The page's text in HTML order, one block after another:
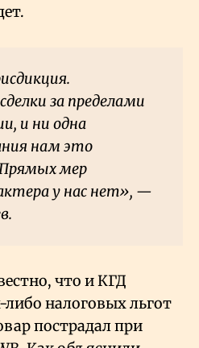
за пределами
и ни одна
нам это
мер
у нас нет», —
что и КГД
либо налоговых льгот
пострадал при